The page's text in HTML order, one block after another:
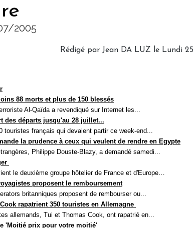
2005
Rédigé par Jean DA LUZ le Lundi
88 morts et plus de 150 blessés
Al-Qaïda a revendiqué sur Internet les...
des départs jusqu'au 28 juillet...
touristes français qui devaient partir ce week-end...
la prudence à ceux qui veulent de rendre en Egypte
Philippe Douste-Blazy, a demandé samedi...
le deuxième groupe hôtelier de France et d'Europe…
proposent le remboursement
britanniques proposent de rembourser ou...
rapatrient 350 touristes en Allemagne
allemands, Tui et Thomas Cook, ont rapatrié en...
'Moitié prix pour votre moitié'